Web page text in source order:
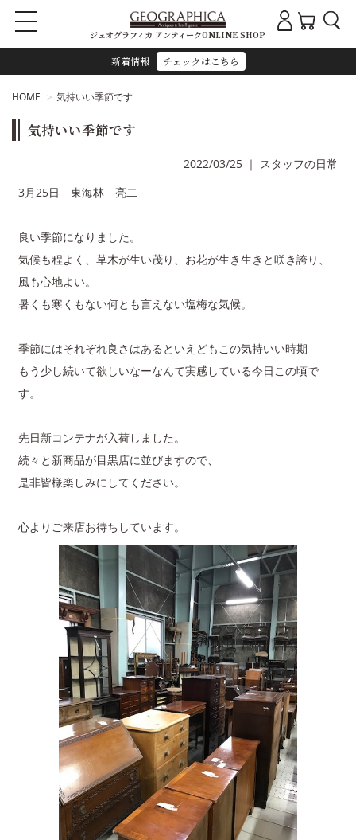
新着情報 チェックはこちら
ジェオグラフィカ アンティークONLINE SHOP
HOME 気持いい季節です
気持いい季節です
2022/03/25 ｜ スタッフの日常
3月25日 東海林 亮二
良い季節になりました。
気候も程よく、草木が生い茂り、お花が生き生きと咲き誇り、
風も心地よい。
暑くも寒くもない何とも言えない塩梅な気候。
季節にはそれぞれ良さはあるといえどもこの気持いい時期
もう少し続いて欲しいなーなんて実感している今日この頃で
す。
先日新コンテナが入荷しました。
続々と新商品が目黒店に並びますので、
是非皆様楽しみにしてください。
心よりご来店お待ちしています。